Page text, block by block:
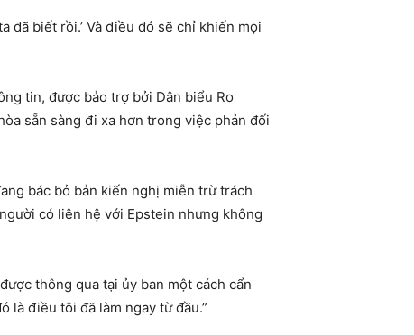
đã biết rồi.’ Và điều đó sẽ chỉ khiến mọi
tin, được bảo trợ bởi Dân biểu Ro
sẵn sàng đi xa hơn trong việc phản đối
bác bỏ bản kiến ​​nghị miễn trừ trách
có liên hệ với Epstein nhưng không
thông qua tại ủy ban một cách cẩn
là điều tôi đã làm ngay từ đầu.”